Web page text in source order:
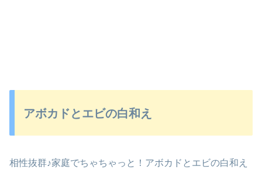
アボカドとエビの白和え
相性抜群♪家庭でちゃちゃっと！アボカドとエビの白和え